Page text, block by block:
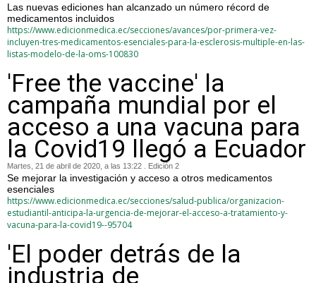
Las nuevas ediciones han alcanzado un número récord de
medicamentos incluidos
https://www.edicionmedica.ec/secciones/avances/por-primera-vez-
incluyen-tres-medicamentos-esenciales-para-la-esclerosis-multiple-en-las-
listas-modelo-de-la-oms-100830
'Free the vaccine' la
campaña mundial por el
acceso a una vacuna para
la Covid19 llegó a Ecuador
Martes, 21 de abril de 2020, a las 13:22 . Edición 2
Se mejorar la investigación y acceso a otros medicamentos
esenciales
https://www.edicionmedica.ec/secciones/salud-publica/organizacion-
estudiantil-anticipa-la-urgencia-de-mejorar-el-acceso-a-tratamiento-y-
vacuna-para-la-covid19--95704
'El poder detrás de la
industria de